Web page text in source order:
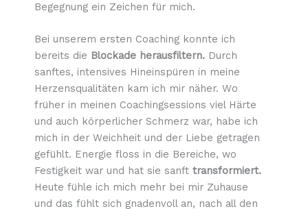
Begegnung ein Zeichen für mich.
Bei unserem ersten Coaching konnte ich
bereits die Blockade herausfiltern. Durch
sanftes, intensives Hineinspüren in meine
Herzensqualitäten kam ich mir näher. Wo
früher in meinen Coachingsessions viel Härte
und auch körperlicher Schmerz war, habe ich
mich in der Weichheit und der Liebe getragen
gefühlt. Energie floss in die Bereiche, wo
Festigkeit war und hat sie sanft transformiert.
Heute fühle ich mich mehr bei mir Zuhause
und das fühlt sich gnadenvoll an, nach all den